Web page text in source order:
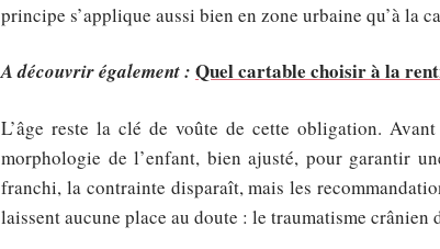
principe s’applique aussi bien en zone urbaine qu’à la
A découvrir également : Quel cartable choisir à la
L’âge reste la clé de voûte de cette obligation.
morphologie de l’enfant, bien ajusté, pour garantir
franchi, la contrainte disparaît, mais les
laissent aucune place au doute : le traumatisme